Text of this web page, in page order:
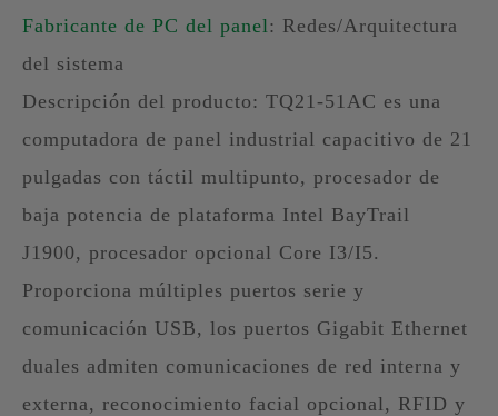
Fabricante de PC del panel: Redes/Arquitectura
del sistema
Descripción del producto: TQ21-51AC es una
computadora de panel industrial capacitivo de 21
pulgadas con táctil multipunto, procesador de
baja potencia de plataforma Intel BayTrail
J1900, procesador opcional Core I3/I5.
Proporciona múltiples puertos serie y
comunicación USB, los puertos Gigabit Ethernet
duales admiten comunicaciones de red interna y
externa, reconocimiento facial opcional, RFID y